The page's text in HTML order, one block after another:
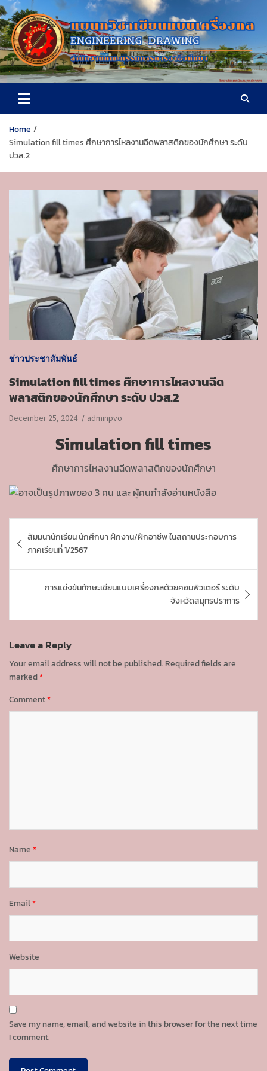
S
k
i
p
t
o
c
n
วิทยาลัยเทคนิคสมุทรปราการ
Home
Simulation fill times ศึกษาการไหลงานฉีดพลาสติกของนักศึกษา ระดับ
ปวส.2
ข่าวประชาสัมพันธ์
Simulation fill times ศึกษาการไหลงานฉีด
พลาสติกของนักศึกษา ระดับ ปวส.2
December 25, 2024 adminpvo
Simulation fill times
ศึกษาการไหลงานฉีดพลาสติกของนักศึกษา
o
s
a
v
i
g
a
t
สัมมนานักเรียน นักศึกษา ฝึกงาน/ฝึกอาชีพ ในสถานประกอบการ
ภาคเรียนที่ 1/2567
การแข่งขันทักษะเขียนแบบเครื่องกลด้วยคอมพิวเตอร์ ระดับ
จังหวัดสมุทรปราการ
Leave a Reply
Your email address will not be published. Required fields are
marked*
Comment*
Name*
Email*
Website
Save my name, email, and website in this browser for the next time
I comment.